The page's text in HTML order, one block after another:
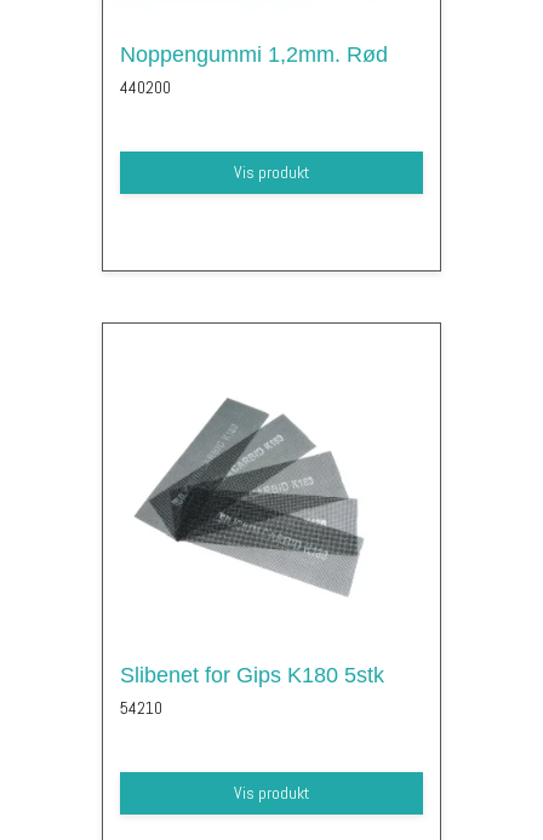
Noppengummi 1,2mm. Rød
440200
Vis produkt
Slibenet for Gips K180 5stk
54210
Vis produkt